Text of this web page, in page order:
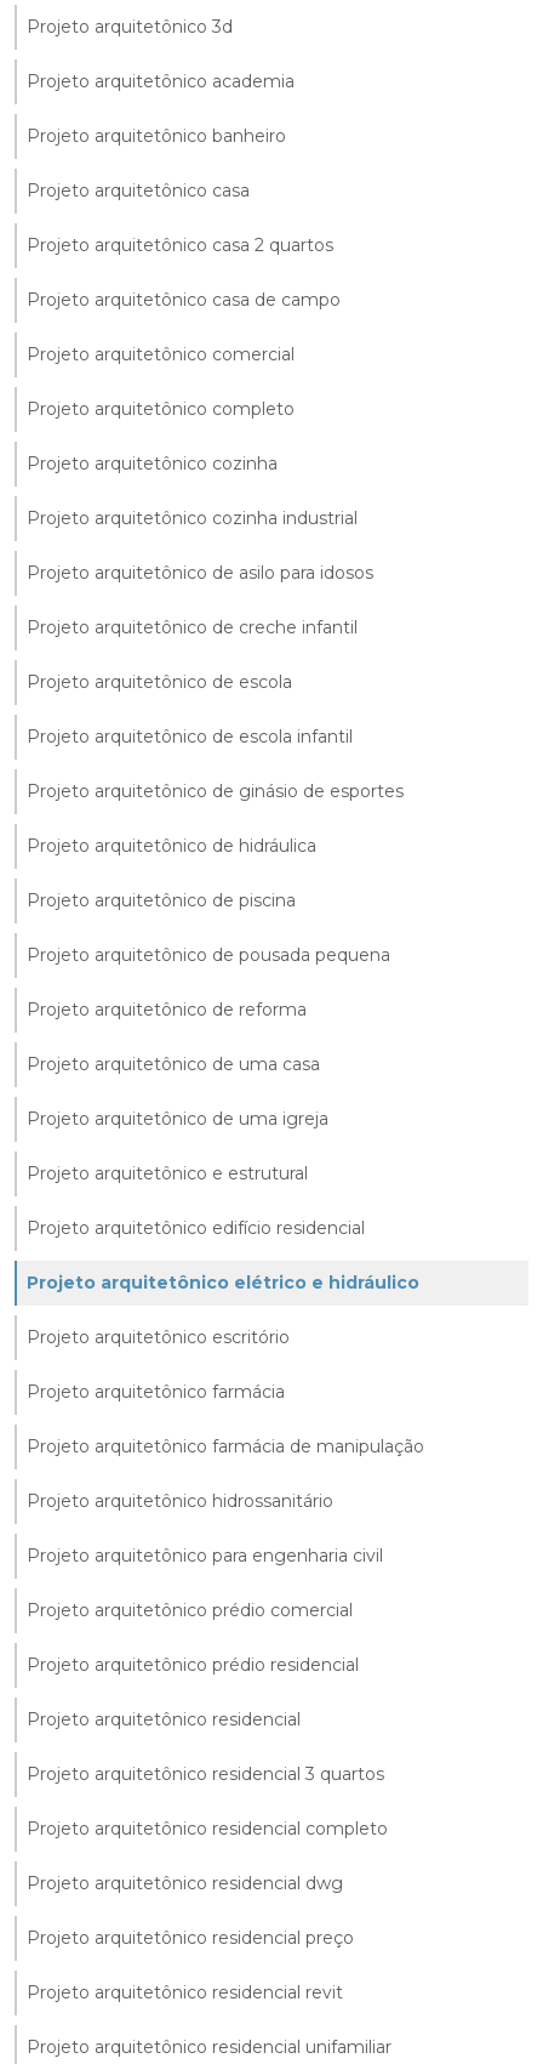
Projeto arquitetônico 3d
Projeto arquitetônico academia
Projeto arquitetônico banheiro
Projeto arquitetônico casa
Projeto arquitetônico casa 2 quartos
Projeto arquitetônico casa de campo
Projeto arquitetônico comercial
Projeto arquitetônico completo
Projeto arquitetônico cozinha
Projeto arquitetônico cozinha industrial
Projeto arquitetônico de asilo para idosos
Projeto arquitetônico de creche infantil
Projeto arquitetônico de escola
Projeto arquitetônico de escola infantil
Projeto arquitetônico de ginásio de esportes
Projeto arquitetônico de hidráulica
Projeto arquitetônico de piscina
Projeto arquitetônico de pousada pequena
Projeto arquitetônico de reforma
Projeto arquitetônico de uma casa
Projeto arquitetônico de uma igreja
Projeto arquitetônico e estrutural
Projeto arquitetônico edifício residencial
Projeto arquitetônico elétrico e hidráulico
Projeto arquitetônico escritório
Projeto arquitetônico farmácia
Projeto arquitetônico farmácia de manipulação
Projeto arquitetônico hidrossanitário
Projeto arquitetônico para engenharia civil
Projeto arquitetônico prédio comercial
Projeto arquitetônico prédio residencial
Projeto arquitetônico residencial
Projeto arquitetônico residencial 3 quartos
Projeto arquitetônico residencial completo
Projeto arquitetônico residencial dwg
Projeto arquitetônico residencial preço
Projeto arquitetônico residencial revit
Projeto arquitetônico residencial unifamiliar